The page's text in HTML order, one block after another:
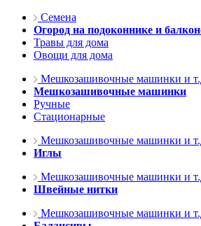
Семена
Огород на подоконнике и
Травы для дома
Овощи для дома
Мешкозашивочные машинки и
Мешкозашивочные машинки
Ручные
Стационарные
Мешкозашивочные машинки и
Иглы
Мешкозашивочные машинки и
Швейные нитки
Мешкозашивочные машинки и